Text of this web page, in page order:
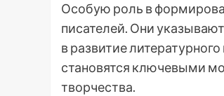
Особую роль в
писателей. Они
в развитие
становятся ключевыми
творчества.